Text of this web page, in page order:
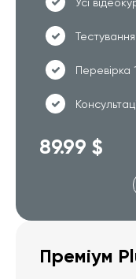
Тестування
Перевірка
89.99 $
Преміум